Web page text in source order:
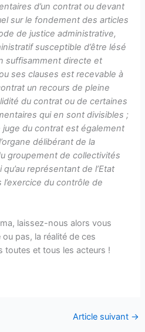
d’un contrat ou devant
sur le fondement des articles
de justice administrative,
susceptible d’être lésé
suffisamment directe et
ses clauses est recevable à
un recours de pleine
du contrat ou de certaines
qui en sont divisibles ;
du contrat est également
délibérant de la
groupement de collectivités
représentant de l’Etat
du contrôle de
laissez-nous alors vous
pas, la réalité de ces
et tous les acteurs !
Article suivant →